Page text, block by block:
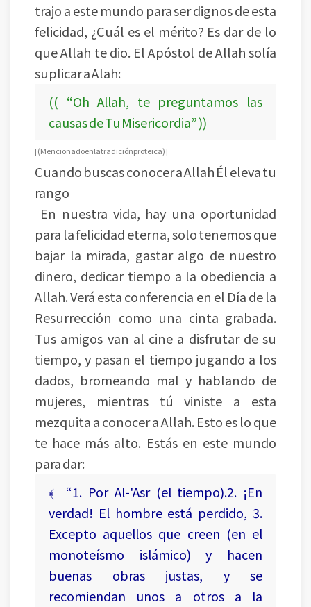
trajo a este mundo para ser dignos de esta
felicidad, ¿Cuál es el mérito? Es dar de lo
que Allah te dio. El Apóstol de Allah solía
suplicar a Alah:
(( “Oh Allah, te preguntamos las
causas de Tu Misericordia” ))
[ (Mencionado en la tradición proteica) ]
Cuando buscas conocer a Allah Él eleva tu
rango
En nuestra vida, hay una oportunidad
para la felicidad eterna, solo tenemos que
bajar la mirada, gastar algo de nuestro
dinero, dedicar tiempo a la obediencia a
Allah. Verá esta conferencia en el Día de la
Resurrección como una cinta grabada.
Tus amigos van al cine a disfrutar de su
tiempo, y pasan el tiempo jugando a los
dados, bromeando mal y hablando de
mujeres, mientras tú viniste a esta
mezquita a conocer a Allah. Esto es lo que
te hace más alto. Estás en este mundo
para dar:
﴾ “1. Por Al-'Asr (el tiempo).2. ¡En
verdad! El hombre está perdido, 3.
Excepto aquellos que creen (en el
monoteísmo islámico) y hacen
buenas obras justas, y se
recomiendan unos a otros a la